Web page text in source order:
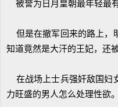
被誉为日月皇朝最年轻最
但是在撤军回来的路上，
知道竟然是大汗的王妃，还
在战场上士兵强奸敌国妇
力旺盛的男人怎么处理性欲。